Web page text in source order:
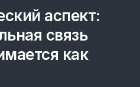
аспект:
связь
как